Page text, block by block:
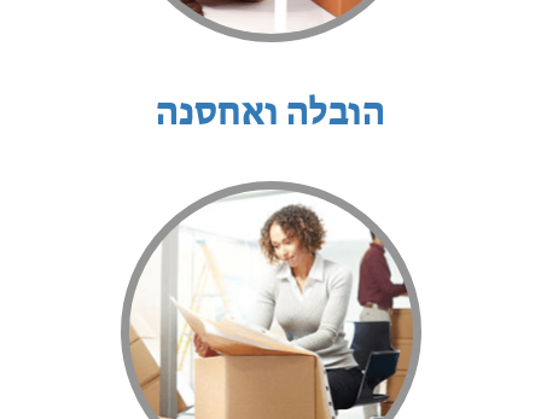
הובלה ואחסנה